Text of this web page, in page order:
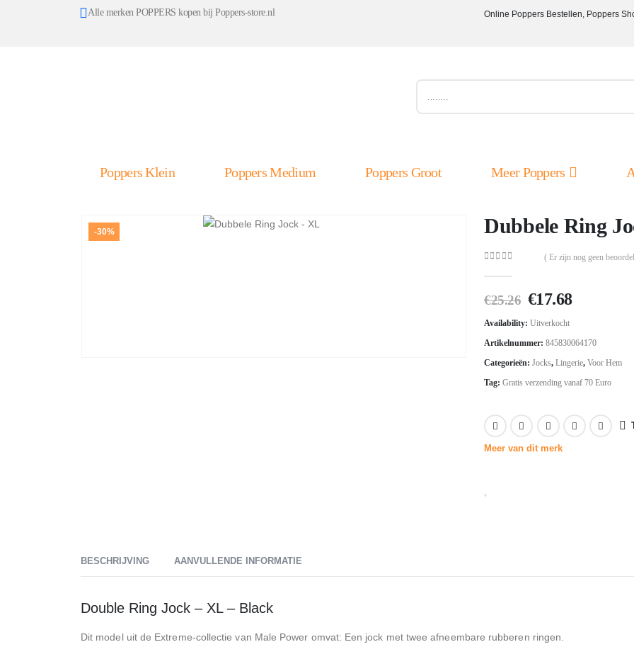
Alle merken POPPERS kopen bij Poppers-store.nl Online Poppers Bestellen, Poppers
Poppers Klein Poppers Medium Poppers Groot Meer Poppers
-30% Dubbele Ring
( Er zijn nog geen
€25.26 Oorspronkelijke
prijs
was:
€25.26.
€17.68Huidige
€17.68.
Availability: Uitverkocht
Artikelnummer: 845830064170
Categorieën: Jocks, Lingerie, Voor Hem
Tag: Gratis verzending vanaf 70 Euro
Meer van dit merk
BESCHRIJVING AANVULLENDE INFORMATIE
Double Ring Jock – XL – Black
Dit model uit de Extreme-collectie van Male Power omvat: Een jock met twee afneembare rubberen ringen.